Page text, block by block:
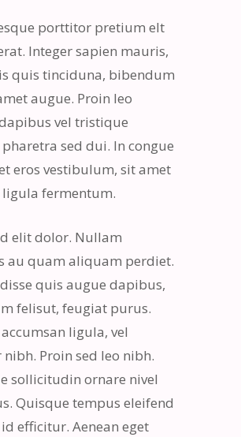
porttitor pretium elt
Integer sapien mauris,
quis tinciduna, bibendum
augue. Proin leo
vel tristique
sed dui. In congue
eros vestibulum, sit amet
fermentum.
elit dolor. Nullam
au quam aliquam perdiet.
quis augue dapibus,
felisut, feugiat purus.
ligula, vel
nibh. Proin sed leo nibh.
sollicitudin ornare nivel
Quisque tempus eleifend
efficitur. Aenean eget